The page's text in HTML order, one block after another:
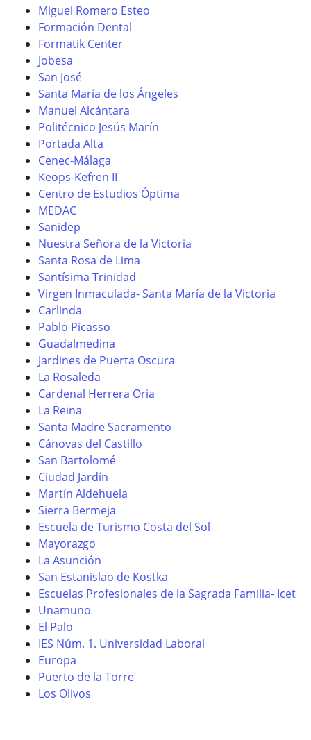
Miguel Romero Esteo
Formación Dental
Formatik Center
Jobesa
San José
Santa María de los Ángeles
Manuel Alcántara
Politécnico Jesús Marín
Portada Alta
Cenec-Málaga
Keops-Kefren II
Centro de Estudios Óptima
MEDAC
Sanidep
Nuestra Señora de la Victoria
Santa Rosa de Lima
Santísima Trinidad
Virgen Inmaculada- Santa María de la Victoria
Carlinda
Pablo Picasso
Guadalmedina
Jardines de Puerta Oscura
La Rosaleda
Cardenal Herrera Oria
La Reina
Santa Madre Sacramento
Cánovas del Castillo
San Bartolomé
Ciudad Jardín
Martín Aldehuela
Sierra Bermeja
Escuela de Turismo Costa del Sol
Mayorazgo
La Asunción
San Estanislao de Kostka
Escuelas Profesionales de la Sagrada Familia- Icet
Unamuno
El Palo
IES Núm. 1. Universidad Laboral
Europa
Puerto de la Torre
Los Olivos